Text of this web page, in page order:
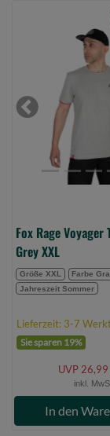
Tee
LightPrevious
Fox Rage Voyager
Grey XXL
Größe XXL
Farbe
Jahreszeit Sommer
Lieferzeit: 3-7
Sie sparen 19%
UVP 26,99
inkl.
In den